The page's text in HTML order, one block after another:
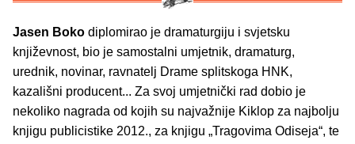
Jasen Boko diplomirao je dramaturgiju i svjetsku
književnost, bio je samostalni umjetnik, dramaturg,
urednik, novinar, ravnatelj Drame splitskoga HNK,
kazališni producent... Za svoj umjetnički rad dobio je
nekoliko nagrada od kojih su najvažnije Kiklop za najbolju
knjigu publicistike 2012., za knjigu „Tragovima Odiseja“, te